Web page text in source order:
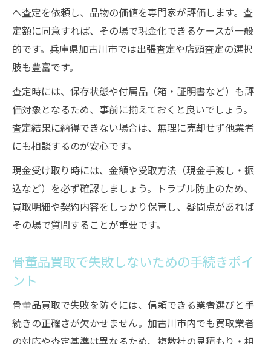
へ査定を依頼し、品物の価値を専門家が評価します。査
定額に同意すれば、その場で現金化できるケースが一般
的です。兵庫県加古川市では出張査定や店頭査定の選択
肢も豊富です。
査定時には、保存状態や付属品（箱・証明書など）も評
価対象となるため、事前に揃えておくと良いでしょう。
査定結果に納得できない場合は、無理に売却せず他業者
にも相談するのが安心です。
現金受け取り時には、金額や受取方法（現金手渡し・振
込など）を必ず確認しましょう。トラブル防止のため、
買取明細や契約内容をしっかり保管し、疑問点があれば
その場で質問することが重要です。
骨董品買取で失敗しないための手続きポイ
ント
骨董品買取で失敗を防ぐには、信頼できる業者選びと手
続きの正確さが欠かせません。加古川市内でも買取業者
の対応や査定基準は異なるため、複数社の見積もり・相